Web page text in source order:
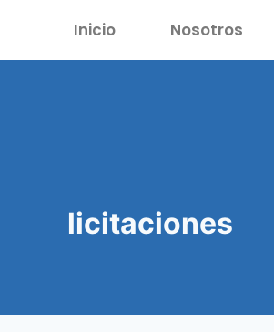
Inicio Nosotros
licitaciones